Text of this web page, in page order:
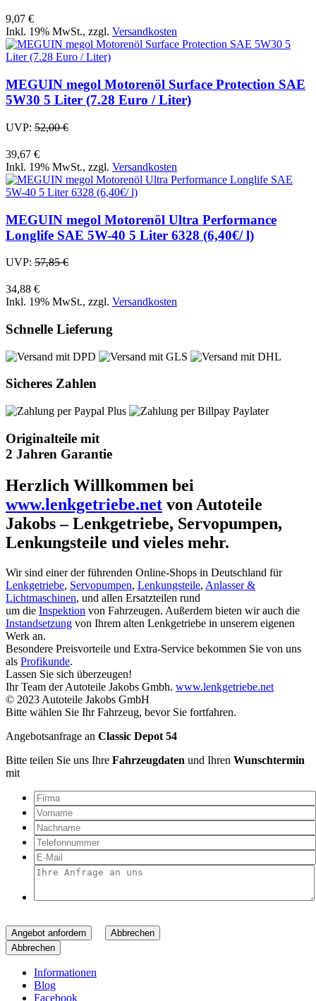
9,07 €
Inkl. 19% MwSt., zzgl. Versandkosten
MEGUIN megol Motorenöl Surface Protection SAE
5W30 5 Liter (7.28 Euro / Liter)
UVP: 52,00 €
39,67 €
Inkl. 19% MwSt., zzgl. Versandkosten
MEGUIN megol Motorenöl Ultra Performance
Longlife SAE 5W-40 5 Liter 6328 (6,40€/ l)
UVP: 57,85 €
34,88 €
Inkl. 19% MwSt., zzgl. Versandkosten
Schnelle Lieferung
Sicheres Zahlen
Originalteile mit
2 Jahren Garantie
Herzlich Willkommen bei
www.lenkgetriebe.net von Autoteile
Jakobs – Lenkgetriebe, Servopumpen,
Lenkungsteile und vieles mehr.
Wir sind einer der führenden Online-Shops in Deutschland für
Lenkgetriebe, Servopumpen, Lenkungsteile, Anlasser &
Lichtmaschinen, und allen Ersatzteilen rund
um die Inspektion von Fahrzeugen. Außerdem bieten wir auch die
Instandsetzung von Ihrem alten Lenkgetriebe in unserem eigenen
Werk an.
Besondere Preisvorteile und Extra-Service bekommen Sie von uns
als Profikunde.
Lassen Sie sich überzeugen!
Ihr Team der Autoteile Jakobs Gmbh. www.lenkgetriebe.net
© 2023 Autoteile Jakobs GmbH
Bitte wählen Sie Ihr Fahrzeug, bevor Sie fortfahren.
Angebotsanfrage an Classic Depot 54
Bitte teilen Sie uns Ihre Fahrzeugdaten und Ihren Wunschtermin
mit
Angebot anfordern
Abbrechen
Abbrechen
Informationen
Blog
Facebook